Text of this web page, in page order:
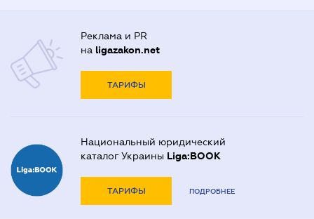
Реклама и PR
на ligazakon.net
ТАРИФЫ
Национальный юридический
каталог Украины Liga:BOOK
ТАРИФЫ ПОДРОБНЕЕ